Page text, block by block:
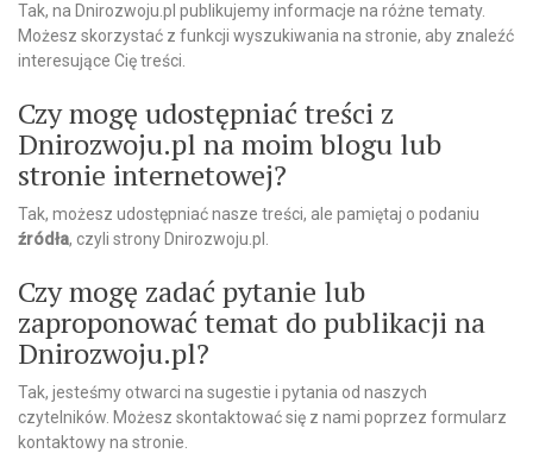
Tak, na Dnirozwoju.pl publikujemy informacje na różne tematy.
Możesz skorzystać z funkcji wyszukiwania na stronie, aby znaleźć
interesujące Cię treści.
Czy mogę udostępniać treści z
Dnirozwoju.pl na moim blogu lub
stronie internetowej?
Tak, możesz udostępniać nasze treści, ale pamiętaj o podaniu
źródła, czyli strony Dnirozwoju.pl.
Czy mogę zadać pytanie lub
zaproponować temat do publikacji na
Dnirozwoju.pl?
Tak, jesteśmy otwarci na sugestie i pytania od naszych
czytelników. Możesz skontaktować się z nami poprzez formularz
kontaktowy na stronie.